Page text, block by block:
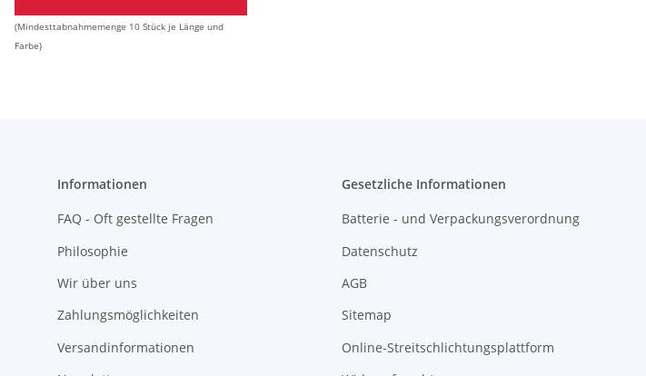
(Mindesttabnahmemenge 10 Stück je Länge und
Farbe)
Informationen
FAQ - Oft gestellte Fragen
Philosophie
Wir über uns
Zahlungsmöglichkeiten
Versandinformationen
Gesetzliche Informationen
Batterie - und Verpackungsverordnung
Datenschutz
AGB
Sitemap
Online-Streitschlichtungsplattform